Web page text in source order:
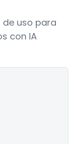
de uso para
con IA